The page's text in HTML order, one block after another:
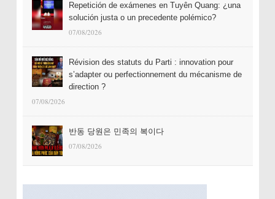
Repetición de exámenes en Tuyên Quang: ¿una
solución justa o un precedente polémico?
07/08/2026
Révision des statuts du Parti : innovation pour
s’adapter ou perfectionnement du mécanisme de
direction ?
07/08/2026
반동 당원은 민족의 복이다
07/08/2026